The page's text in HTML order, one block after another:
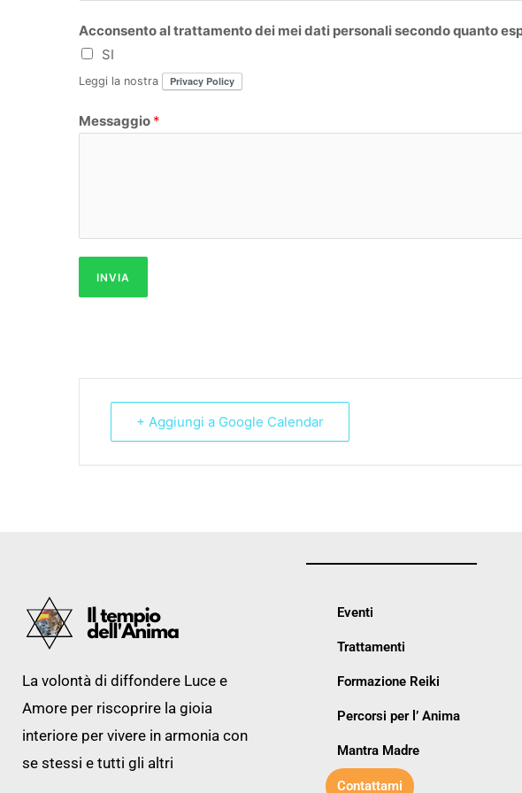
m
Acconsento al trattamento dei mei dati personali secondo quanto
SI
Leggi la nostra Privacy Policy
Messaggio *
INVIA
+ Aggiungi a Google Calendar
La volontà di diffondere Luce e
Amore per riscoprire la gioia
interiore per vivere in armonia con
se stessi e tutti gli altri
Eventi
Trattamenti
Formazione Reiki
Percorsi per l’ Anima
Mantra Madre
Contattami